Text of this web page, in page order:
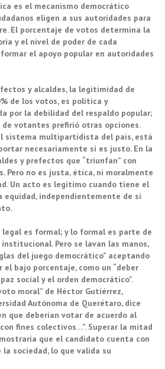
es el mecanismo democrático
eligen a sus autoridades para
El porcentaje de votos determina la
y el nivel de poder de cada
el apoyo popular en autoridades
y alcaldes, la legitimidad de
de los votos, es política y
por la debilidad del respaldo popular;
votantes prefirió otras opciones.
sistema multipartidista del país, está
necesariamente si es justo. En la
y prefectos que “triunfan” con
Pero no es justa, ética, ni moralmente
Un acto es legítimo cuando tiene el
equidad, independientemente de si
es formal; y lo formal es parte de
Pero se lavan las manos,
del juego democrático” aceptando
el bajo porcentaje, como un “deber
social y el orden democrático”.
moral” de Héctor Gutiérrez,
Autónoma de Querétaro, dice
que deberían votar de acuerdo al
fines colectivos…”. Superar la mitad
que el candidato cuenta con
sociedad, lo que valida su